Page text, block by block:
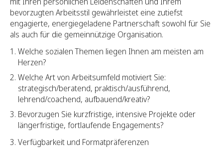
bevorzugten Arbeitsstil gewährleistet eine zutiefst
engagierte, energiegeladene Partnerschaft sowohl für Sie
als auch für die gemeinnützige Organisation.
Welche sozialen Themen liegen Ihnen am meisten am
Herzen?
Welche Art von Arbeitsumfeld motiviert Sie:
strategisch/beratend, praktisch/ausführend,
lehrend/coachend, aufbauend/kreativ?
Bevorzugen Sie kurzfristige, intensive Projekte oder
längerfristige, fortlaufende Engagements?
Verfügbarkeit und Formatpräferenzen